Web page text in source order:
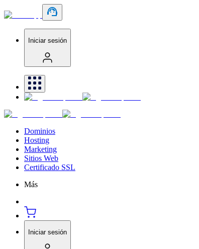
Iniciar sesión
Dominios
Hosting
Marketing
Sitios Web
Certificado SSL
Más
Iniciar sesión